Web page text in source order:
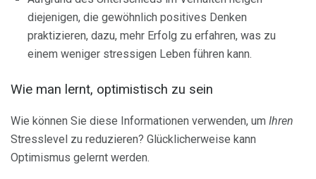
diejenigen, die gewöhnlich positives Denken
praktizieren, dazu, mehr Erfolg zu erfahren, was zu
einem weniger stressigen Leben führen kann.
Wie man lernt, optimistisch zu sein
Wie können Sie diese Informationen verwenden, um Ihren
Stresslevel zu reduzieren? Glücklicherweise kann
Optimismus gelernt werden.